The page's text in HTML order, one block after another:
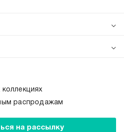
распродажам
на рассылку